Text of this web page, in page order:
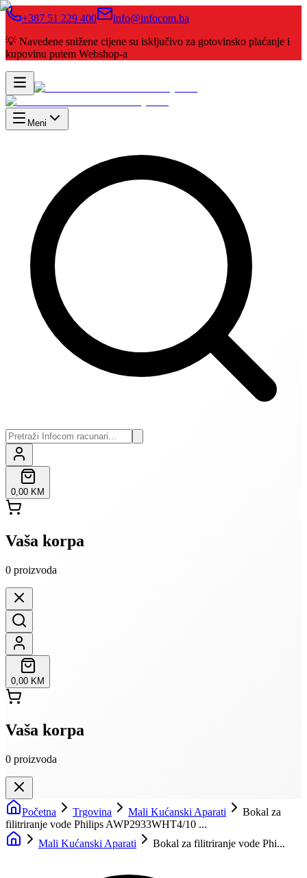
+387 51 229 400
info@infocom.ba
💡 Navedene snižene cijene su isključivo za gotovinsko plaćanje i
kupovinu putem Webshop-a
Meni
0,00 KM
Vaša korpa
0 proizvoda
0,00 KM
Vaša korpa
0 proizvoda
Početna Trgovina Mali Kućanski Aparati
Bokal za
filitriranje vode Philips AWP2933WHT4/10 ...
Mali Kućanski Aparati
Bokal za filitriranje vode Phi...